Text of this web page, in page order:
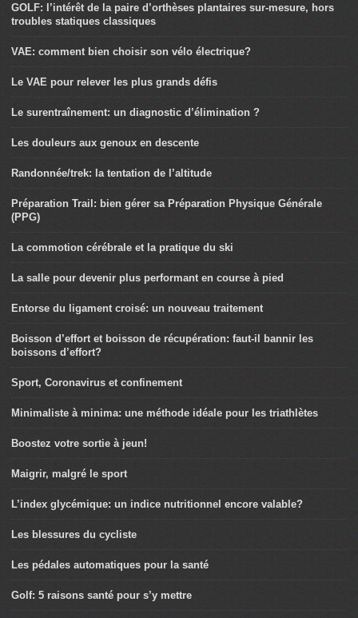
GOLF: l’intérêt de la paire d’orthèses plantaires sur-mesure, hors
troubles statiques classiques
VAE: comment bien choisir son vélo électrique?
Le VAE pour relever les plus grands défis
Le surentraînement: un diagnostic d’élimination ?
Les douleurs aux genoux en descente
Randonnée/trek: la tentation de l’altitude
Préparation Trail: bien gérer sa Préparation Physique Générale
(PPG)
La commotion cérébrale et la pratique du ski
La salle pour devenir plus performant en course à pied
Entorse du ligament croisé: un nouveau traitement
Boisson d’effort et boisson de récupération: faut-il bannir les
boissons d’effort?
Sport, Coronavirus et confinement
Minimaliste à minima: une méthode idéale pour les triathlètes
Boostez votre sortie à jeun!
Maigrir, malgré le sport
L’index glycémique: un indice nutritionnel encore valable?
Les blessures du cycliste
Les pédales automatiques pour la santé
Golf: 5 raisons santé pour s’y mettre